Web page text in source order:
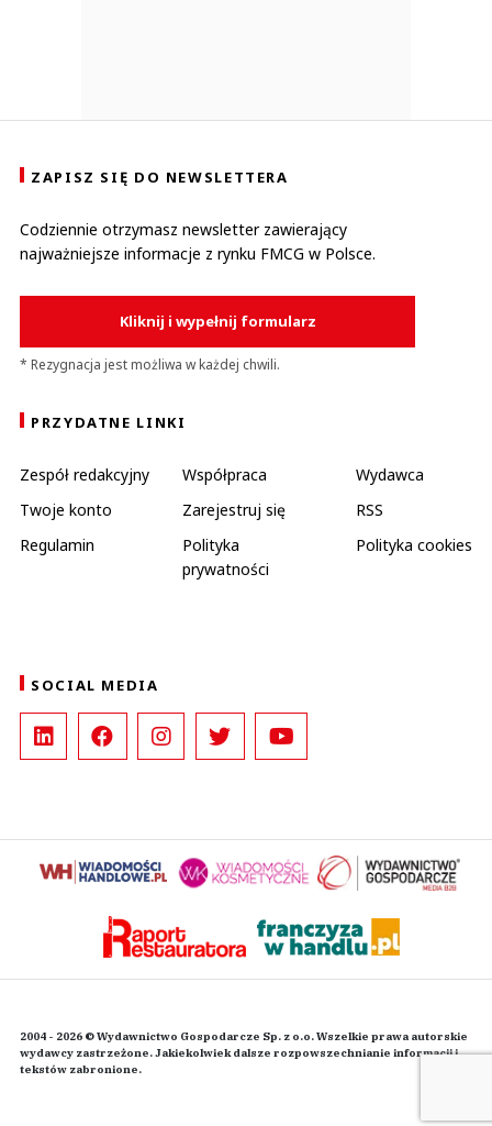
ZAPISZ SIĘ DO NEWSLETTERA
Codziennie otrzymasz newsletter zawierający
najważniejsze informacje z rynku FMCG w Polsce.
Kliknij i wypełnij formularz
* Rezygnacja jest możliwa w każdej chwili.
PRZYDATNE LINKI
Zespół redakcyjny Współpraca
Wydawca
Twoje konto
Zarejestruj się
RSS
Regulamin
Polityka
prywatności
Polityka cookies
SOCIAL MEDIA
2004 - 2026 © Wydawnictwo Gospodarcze Sp. z o.o. Wszelkie prawa autorskie
wydawcy zastrzeżone. Jakiekolwiek dalsze rozpowszechnianie informacji i
tekstów zabronione.